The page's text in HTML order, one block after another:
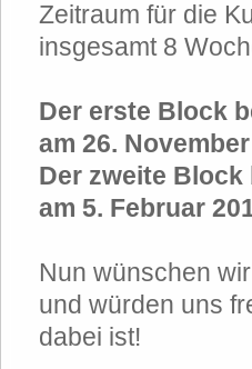
Zeitraum für die
insgesamt 8
Der erste Block
am 26.
Der zweite Block
am 5. Februar
Nun wünschen
und würden uns
dabei ist!